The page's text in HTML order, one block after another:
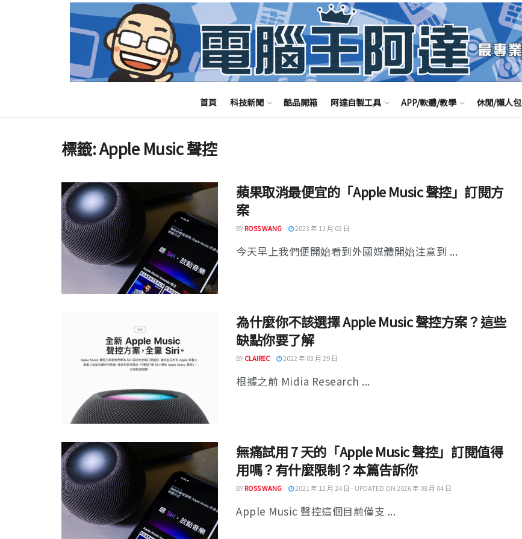
首頁 科技新聞 酷品開箱 阿達自製工具 APP/軟體/教學 休閒/懶人包
標籤:Apple Music 聲控
蘋果取消最便宜的「Apple Music 聲控」訂閱方
案
BYROSS WANG 2023 年 11 月 02 日
今天早上我們便開始看到外國媒體開始注意到 ...
為什麼你不該選擇 Apple Music 聲控方案？這些
缺點你要了解
BYCLAIREC 2022 年 03 月 29 日
根據之前 Midia Research ...
無痛試用 7 天的「Apple Music 聲控」訂閱值得
用嗎？有什麼限制？本篇告訴你
BYROSS WANG 2021 年 12 月 24 日 - UPDATED ON 2026 年 08 月 04 日
Apple Music 聲控這個目前僅支 ...